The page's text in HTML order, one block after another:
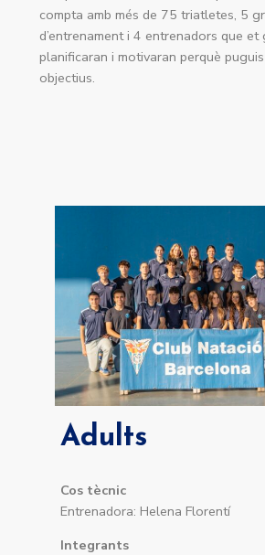
compta amb més de 75 triatletes, 5
d’entrenament i 4 entrenadors que et
planificaran i motivaran perquè
objectius.
Adults
Cos tècnic
Entrenadora: Helena Florentí
Integrants